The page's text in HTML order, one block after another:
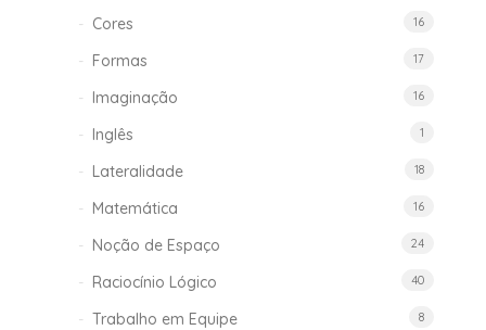
Cores 16
Formas 17
Imaginação 16
Inglês 1
Lateralidade 18
Matemática 16
Noção de Espaço 24
Raciocínio Lógico 40
Trabalho em Equipe 8